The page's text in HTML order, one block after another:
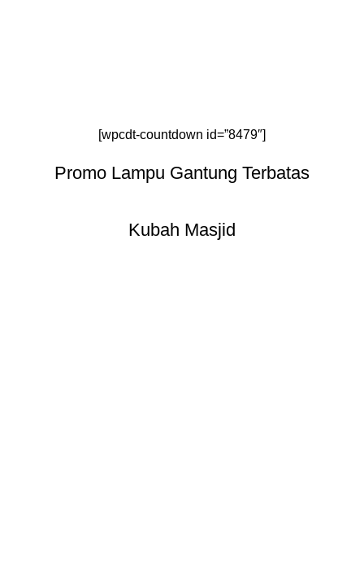
[wpcdt-countdown id=”8479″]
Promo Lampu Gantung Terbatas
Kubah Masjid